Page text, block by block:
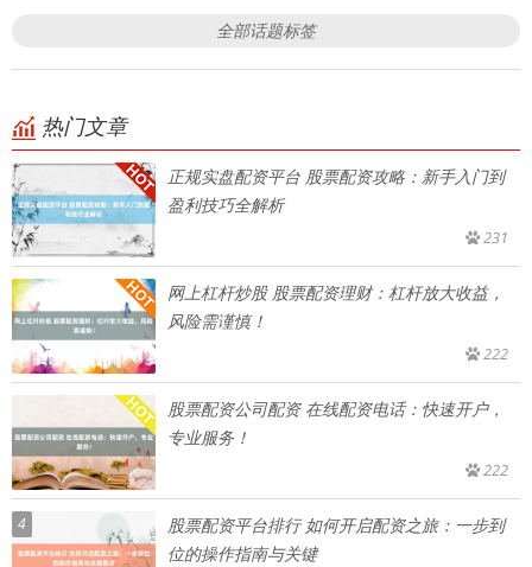
全部话题标签
热门文章
正规实盘配资平台 股票配资攻略：新手入门到
盈利技巧全解析
231
网上杠杆炒股 股票配资理财：杠杆放大收益，
风险需谨慎！
222
股票配资公司配资 在线配资电话：快速开户，
专业服务！
222
4
股票配资平台排行 如何开启配资之旅：一步到
位的操作指南与关键